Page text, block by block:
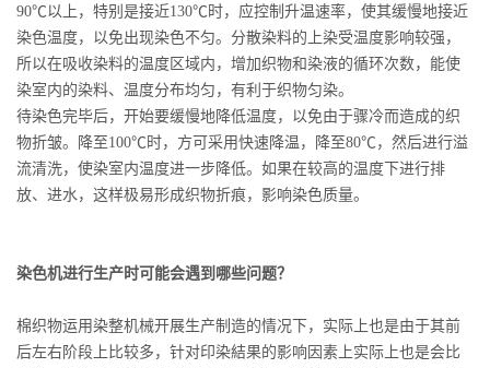
90℃以上，特别是接近130℃时，应控制升温速率，使其缓慢地接近
染色温度，以免出现染色不匀。分散染料的上染受温度影响较强，
所以在吸收染料的温度区域内，增加织物和染液的循环次数，能使
染室内的染料、温度分布均匀，有利于织物匀染。
待染色完毕后，开始要缓慢地降低温度，以免由于骤冷而造成的织
物折皱。降至100℃时，方可采用快速降温，降至80℃，然后进行溢
流清洗，使染室内温度进一步降低。如果在较高的温度下进行排
放、进水，这样极易形成织物折痕，影响染色质量。
染色机进行生产时可能会遇到哪些问题？
棉织物运用染整机械开展生产制造的情况下，实际上也是由于其前
后左右阶段上比较多，针对印染結果的影响因素上实际上也是会比